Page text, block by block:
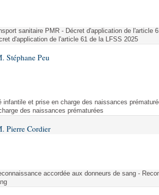
sanitaire PMR - Décret d'application de l'article
d'application de l'article 61 de la LFSS 2025
Stéphane Peu
infantile et prise en charge des naissances
des naissances prématurées
Pierre Cordier
accordée aux donneurs de sang -